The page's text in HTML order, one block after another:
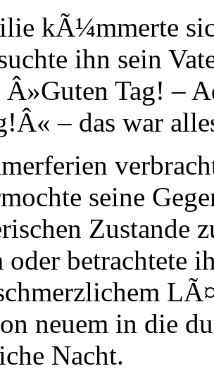
kÃ¼mmerte
ihn sein
Â»Guten Tag! –
– das war
seine
Zustande
oder betrachtete
neuem in die
Nacht.